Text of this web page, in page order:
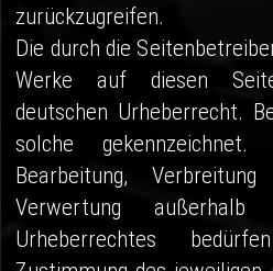
zurückzugreifen.
Die durch die
Werke auf diesen
deutschen Urheberrecht.
solche gekennzeichnet.
Bearbeitung,
Verwertung
Urheberrechtes